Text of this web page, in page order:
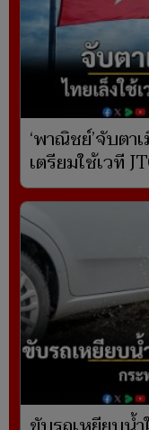
‘พาณิชย์’จับตา
เตรียมใช้เวที